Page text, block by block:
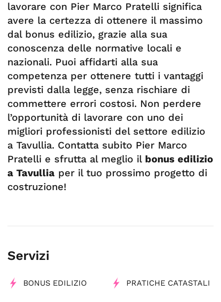
lavorare con Pier Marco Pratelli significa
avere la certezza di ottenere il massimo
dal bonus edilizio, grazie alla sua
conoscenza delle normative locali e
nazionali. Puoi affidarti alla sua
competenza per ottenere tutti i vantaggi
previsti dalla legge, senza rischiare di
commettere errori costosi. Non perdere
l’opportunità di lavorare con uno dei
migliori professionisti del settore edilizio
a Tavullia. Contatta subito Pier Marco
Pratelli e sfrutta al meglio il bonus edilizio
a Tavullia per il tuo prossimo progetto di
costruzione!
Servizi
BONUS EDILIZIO PRATICHE CATASTALI